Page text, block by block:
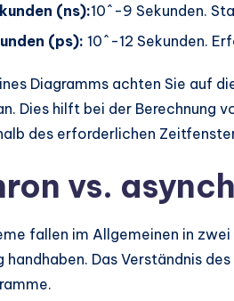
(ns):10^-9 Sekunden.
(ps): 10^-12 Sekunden.
Diagramms achten Sie auf
Dies hilft bei der Berechnung
des erforderlichen
vs.
fallen im Allgemeinen in
handhaben. Das Verständnis